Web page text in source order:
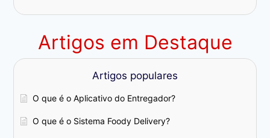
Artigos em Destaque
Artigos populares
O que é o Aplicativo do Entregador?
O que é o Sistema Foody Delivery?